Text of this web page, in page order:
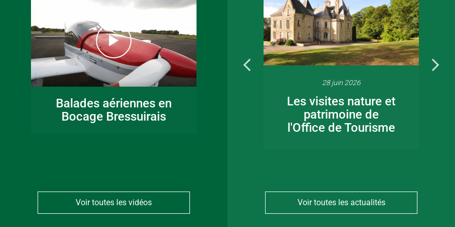
Balades aériennes en
Bocage Bressuirais
Voir toutes les vidéos
16 juin 2026
Fête de la musique
en Bocage
28 juin 2026
Les visites nature et
patrimoine de
l'Office de Tourisme
Voir toutes les actualités